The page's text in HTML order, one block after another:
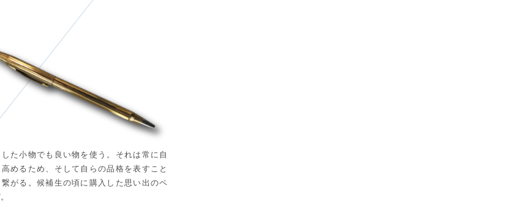
た小物でも良い物を使う。それは常に自
めるため、そして自らの品格を表すこと
繋がる。候補生の頃に購入した思い出のペ